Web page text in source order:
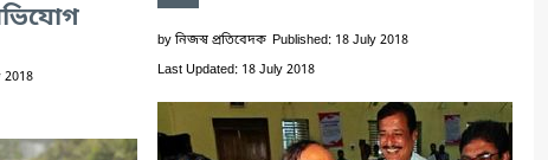
2018
by নিজস্ব প্রতিবেদক Published: 18 July 2018
Last Updated: 18 July 2018